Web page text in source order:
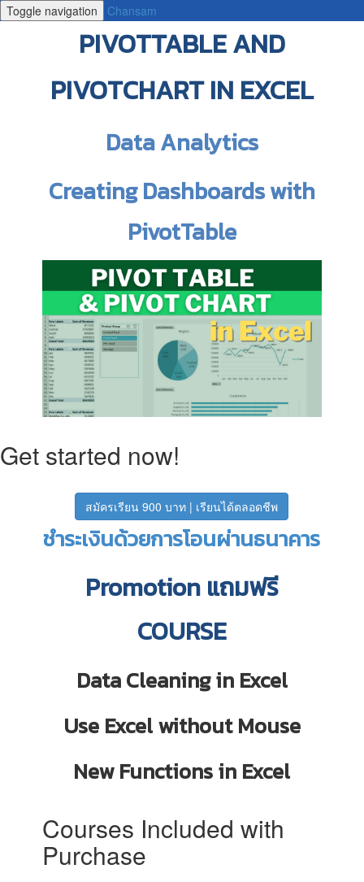
Toggle navigation Chansam
PIVOTTABLE AND
PIVOTCHART IN EXCEL
Data Analytics
Creating Dashboards with
PivotTable
Get started now!
สมัครเรียน 900 บาท | เรียนได้ตลอดชีพ
ชำระเงินด้วยการโอนผ่านธนาคาร
Promotion แถมฟรี
COURSE
Data Cleaning in Excel
Use Excel without Mouse
New Functions in Excel
Courses Included with
Purchase